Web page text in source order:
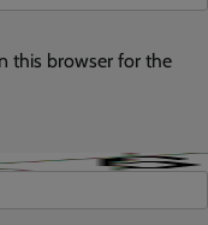
this browser for the